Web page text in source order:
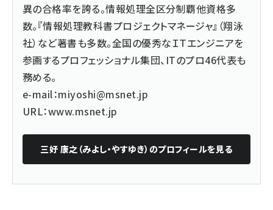
異の合格率を誇る。情報処理全区分制覇他資格多
数。『情報処理教科書プロジェクトマネージャ』（翔泳
社）など著書も多数。全国の優秀なＩＴエンジニアを
参画するプロフェッショナル集団、ITのプロ46代表も
務める。
e-mail：miyoshi@msnet.jp
URL：www.msnet.jp
三好 康之（みよし・やすゆき） のプロフィールを見る